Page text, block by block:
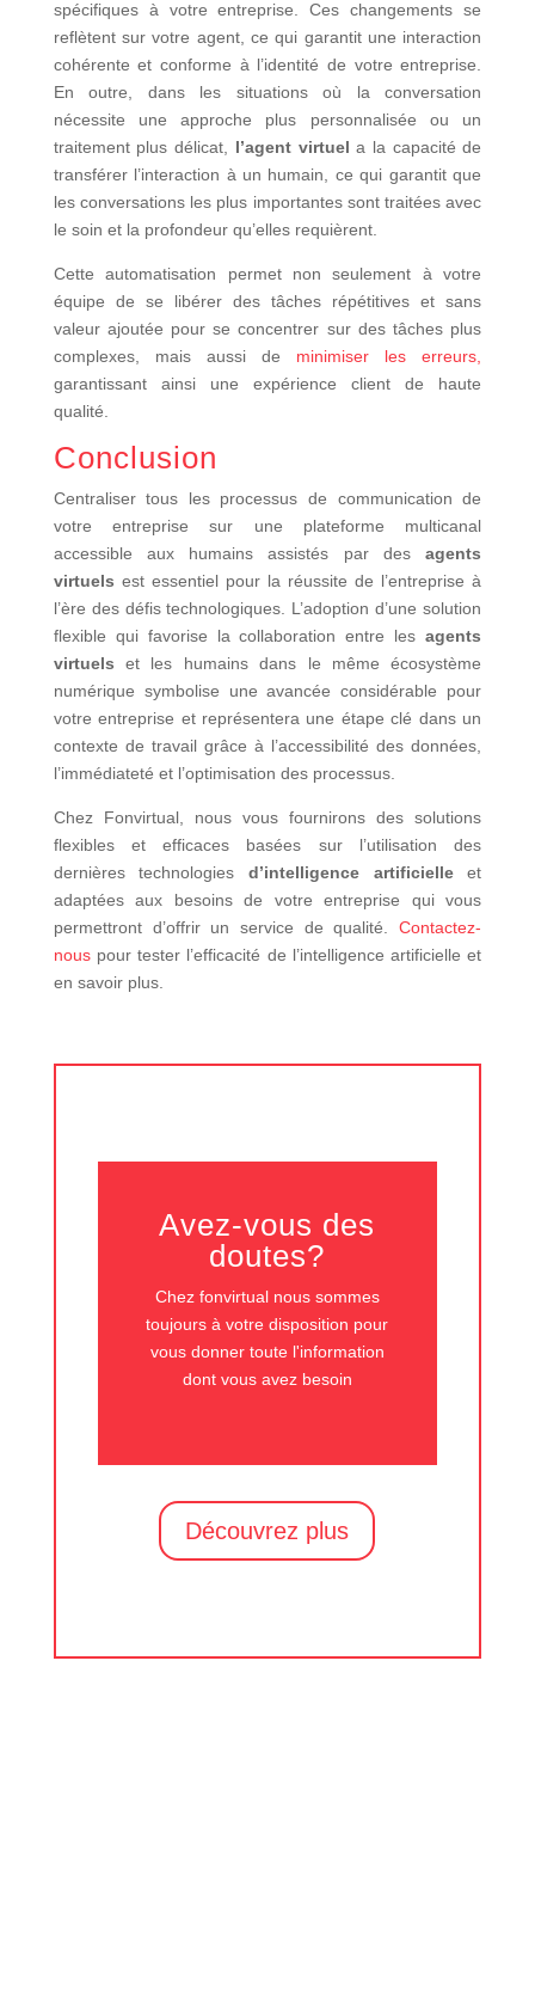
spécifiques à votre entreprise. Ces changements se
reflètent sur votre agent, ce qui garantit une interaction
cohérente et conforme à l’identité de votre entreprise.
En outre, dans les situations où la conversation
nécessite une approche plus personnalisée ou un
traitement plus délicat, l’agent virtuela la capacité de
transférer l’interaction à un humain, ce qui garantit que
les conversations les plus importantes sont traitées avec
le soin et la profondeur qu’elles requièrent.
Cette automatisation permet non seulement à votre
équipe de se libérer des tâches répétitives et sans
valeur ajoutée pour se concentrer sur des tâches plus
complexes, mais aussi de minimiser les erreurs,
garantissant ainsi une expérience client de haute
qualité.
Conclusion
Centraliser tous les processus de communication de
votre entreprise sur une plateforme multicanal
accessible aux humains assistés par desagents
virtuels est essentiel pour la réussite de l’entreprise à
l’ère des défis technologiques. L’adoption d’une solution
flexible qui favorise la collaboration entre lesagents
virtuels et les humains dans le même écosystème
numérique symbolise une avancée considérable pour
votre entreprise et représentera une étape clé dans un
contexte de travail grâce à l’accessibilité des données,
l’immédiateté et l’optimisation des processus.
Chez Fonvirtual, nous vous fournirons des solutions
flexibles et efficaces basées sur l’utilisation des
dernières technologies d’intelligence artificielleet
adaptées aux besoins de votre entreprise qui vous
permettront d’offrir un service de qualité.Contactez-
nouspour tester l’efficacité de l’intelligence artificielle et
en savoir plus.
Avez-vous des
doutes?
Chez fonvirtual nous sommes
toujours à votre disposition pour
vous donner toute l'information
dont vous avez besoin
Découvrez plus